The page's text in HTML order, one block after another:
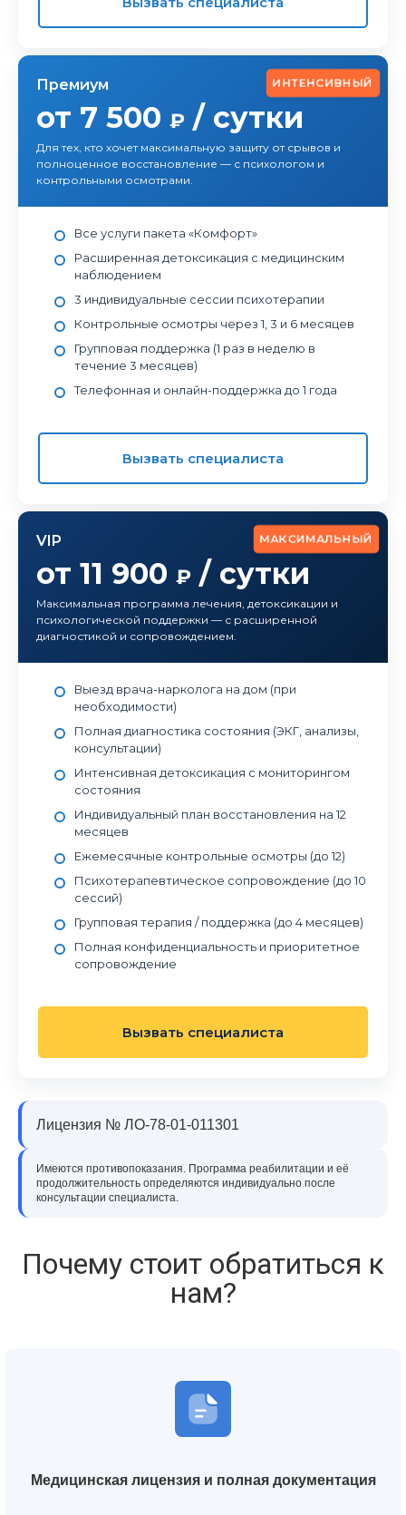
ИНТЕНСИВНЫЙ
Премиум
от 7 500 ₽ / сутки
Для тех, кто хочет максимальную защиту от срывов и
полноценное восстановление — с психологом и
контрольными осмотрами.
Все услуги пакета «Комфорт»
Расширенная детоксикация с медицинским
наблюдением
3 индивидуальные сессии психотерапии
Контрольные осмотры через 1, 3 и 6 месяцев
Групповая поддержка (1 раз в неделю в
течение 3 месяцев)
Телефонная и онлайн-поддержка до 1 года
Вызвать специалиста
МАКСИМАЛЬНЫЙ
VIP
от 11 900 ₽ / сутки
Максимальная программа лечения, детоксикации и
психологической поддержки — с расширенной
диагностикой и сопровождением.
Выезд врача-нарколога на дом (при
необходимости)
Полная диагностика состояния (ЭКГ, анализы,
консультации)
Интенсивная детоксикация с мониторингом
состояния
Индивидуальный план восстановления на 12
месяцев
Ежемесячные контрольные осмотры (до 12)
Психотерапевтическое сопровождение (до 10
сессий)
Групповая терапия / поддержка (до 4 месяцев)
Полная конфиденциальность и приоритетное
сопровождение
Вызвать специалиста
Лицензия № ЛО-78-01-011301
Имеются противопоказания. Программа реабилитации и её
продолжительность определяются индивидуально после
консультации специалиста.
Почему стоит обратиться к
нам?
Медицинская лицензия и полная документация